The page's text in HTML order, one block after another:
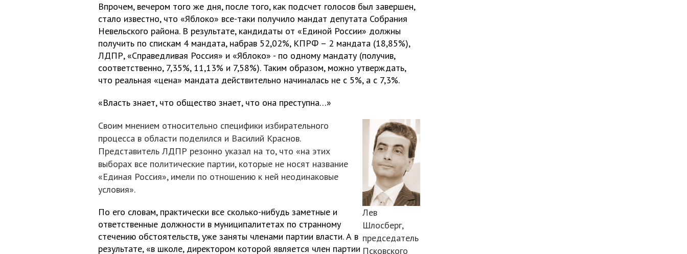
Впрочем, вечером того же дня, после того, как подсчет голосов был завершен,
стало известно, что «Яблоко» все-таки получило мандат депутата Собрания
Невельского района. В результате, кандидаты от «Единой России» должны
получить по спискам 4 мандата, набрав 52,02%, КПРФ – 2 мандата (18,85%),
ЛДПР, «Справедливая Россия» и «Яблоко» - по одному мандату (получив,
соответственно, 7,35%, 11,13% и 7,58%). Таким образом, можно утверждать,
что реальная «цена» мандата действительно начиналась не с 5%, а с 7,3%.
«Власть знает, что общество знает, что она преступна…»
Лев
Шлосберг,
председатель
Псковского
Своим мнением относительно специфики избирательного
процесса в области поделился и Василий Краснов.
Представитель ЛДПР резонно указал на то, что «на этих
выборах все политические партии, которые не носят название
«Единая Россия», имели по отношению к ней неодинаковые
условия».
По его словам, практически все сколько-нибудь заметные и
ответственные должности в муниципалитетах по странному
стечению обстоятельств, уже заняты членами партии власти. А в
результате, «в школе, директором которой является член партии